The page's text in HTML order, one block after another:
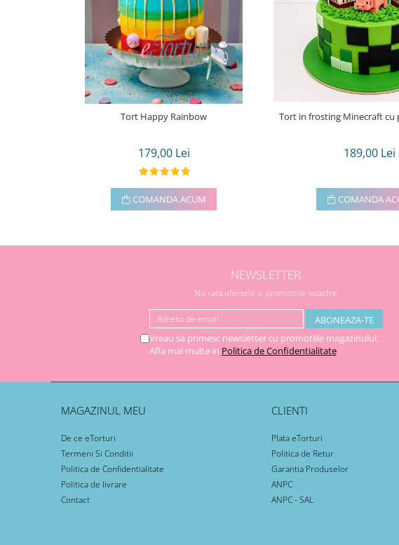
Tort Happy Rainbow
179,00 Lei
COMANDA ACUM
Tort in frosting Minecraft cu
189,00 Lei
COMANDA
NEWSLETTER
Nu rata ofertele si promotiile noastre
Vreau sa primesc newsletter cu promotiile magazinului.
Afla mai multe in Politica de Confidentialitate
MAGAZINUL MEU
De ce eTorturi
Termeni Si Conditii
Politica de Confidentialitate
Politica de livrare
Contact
CLIENTI
Plata eTorturi
Politica de Retur
Garantia Produselor
ANPC
ANPC - SAL